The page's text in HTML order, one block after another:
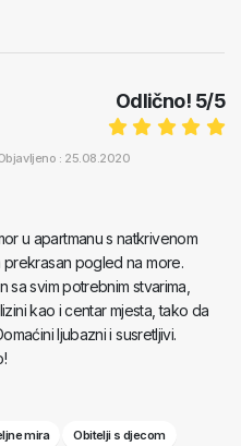
Odlično! 5/5
: 25.08.2020
u apartmanu s natkrivenom
pogled na more.
sa svim potrebnim stvarima,
kao i centar mjesta, tako da
ljubazni i susretljivi.
mira Obitelji s djecom